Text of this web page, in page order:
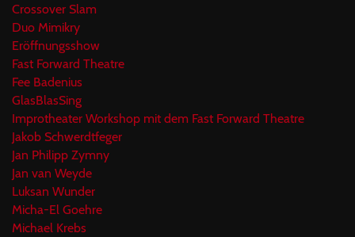
Crossover Slam
Duo Mimikry
Eröffnungsshow
Fast Forward Theatre
Fee Badenius
GlasBlasSing
Improtheater Workshop mit dem Fast Forward Theatre
Jakob Schwerdtfeger
Jan Philipp Zymny
Jan van Weyde
Luksan Wunder
Micha-El Goehre
Michael Krebs